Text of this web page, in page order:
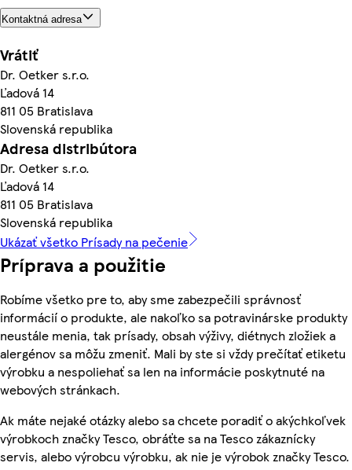
Kontaktná adresa
Vrátiť
Dr. Oetker s.r.o.
Ľadová 14
811 05 Bratislava
Slovenská republika
Adresa distribútora
Dr. Oetker s.r.o.
Ľadová 14
811 05 Bratislava
Slovenská republika
Ukázať všetko Prísady na pečenie
Príprava a použitie
Robíme všetko pre to, aby sme zabezpečili správnosť
informácií o produkte, ale nakoľko sa potravinárske produkty
neustále menia, tak prísady, obsah výživy, diétnych zložiek a
alergénov sa môžu zmeniť. Mali by ste si vždy prečítať etiketu
výrobku a nespoliehať sa len na informácie poskytnuté na
webových stránkach.
Ak máte nejaké otázky alebo sa chcete poradiť o akýchkoľvek
výrobkoch značky Tesco, obráťte sa na Tesco zákaznícky
servis, alebo výrobcu výrobku, ak nie je výrobok značky Tesco.